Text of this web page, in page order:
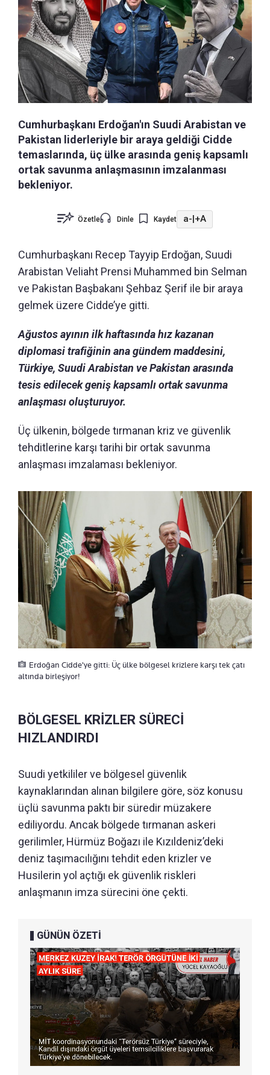
Cumhurbaşkanı Erdoğan'ın Suudi Arabistan ve
Pakistan liderleriyle bir araya geldiği Cidde
temaslarında, üç ülke arasında geniş kapsamlı
ortak savunma anlaşmasının imzalanması
bekleniyor.
Özetle Dinle Kaydet a-|+A
Cumhurbaşkanı Recep Tayyip Erdoğan, Suudi
Arabistan Veliaht Prensi Muhammed bin Selman
ve Pakistan Başbakanı Şehbaz Şerif ile bir araya
gelmek üzere Cidde’ye gitti.
Ağustos ayının ilk haftasında hız kazanan
diplomasi trafiğinin ana gündem maddesini,
Türkiye, Suudi Arabistan ve Pakistan arasında
tesis edilecek geniş kapsamlı ortak savunma
anlaşması oluşturuyor.
Üç ülkenin, bölgede tırmanan kriz ve güvenlik
tehditlerine karşı tarihi bir ortak savunma
anlaşması imzalaması bekleniyor.
Erdoğan Cidde'ye gitti: Üç ülke bölgesel krizlere karşı tek çatı
altında birleşiyor!
BÖLGESEL KRİZLER SÜRECİ
HIZLANDIRDI
Suudi yetkililer ve bölgesel güvenlik
kaynaklarından alınan bilgilere göre, söz konusu
üçlü savunma paktı bir süredir müzakere
ediliyordu. Ancak bölgede tırmanan askeri
gerilimler, Hürmüz Boğazı ile Kızıldeniz’deki
deniz taşımacılığını tehdit eden krizler ve
Husilerin yol açtığı ek güvenlik riskleri
anlaşmanın imza sürecini öne çekti.
GÜNÜN ÖZETİ